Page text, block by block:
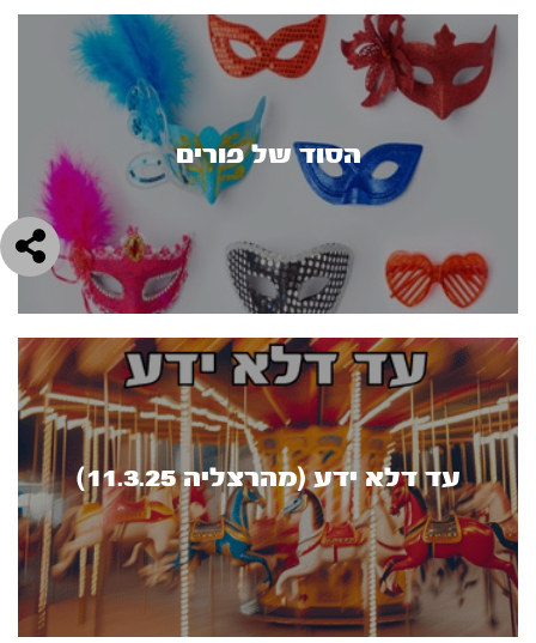
הסוד של פורים
עד דלא ידע (מהרצליה 11.3.25)